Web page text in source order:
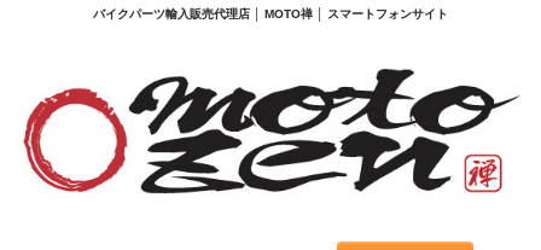
バイクパーツ輸入販売代理店 │ MOTO禅 │ スマートフォンサイト